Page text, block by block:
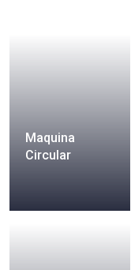
Maquina
Circular